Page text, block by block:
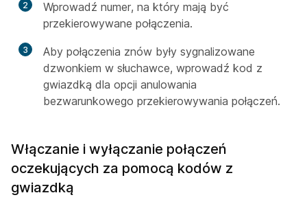
2
Wprowadź numer, na który mają być
przekierowywane połączenia.
3
Aby połączenia znów były sygnalizowane
dzwonkiem w słuchawce, wprowadź kod z
gwiazdką dla opcji anulowania
bezwarunkowego przekierowywania połączeń.
Włączanie i wyłączanie połączeń
oczekujących za pomocą kodów z
gwiazdką